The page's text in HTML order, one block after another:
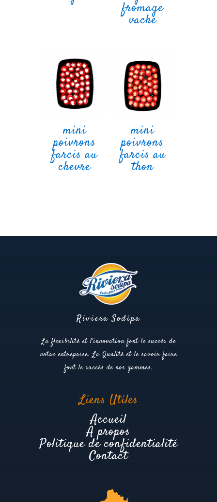
fromage
vache
mini
poivrons
farcis au
chevre
mini
poivrons
farcis au
thon
Riviera Sodipa
La flexibilité et l'innovation font le succès de
notre entreprise. La Qualité et le savoir faire
font le succès de nos gammes.
Liens Utiles
Accueil
A propos
Politique de confidentialité
Contact